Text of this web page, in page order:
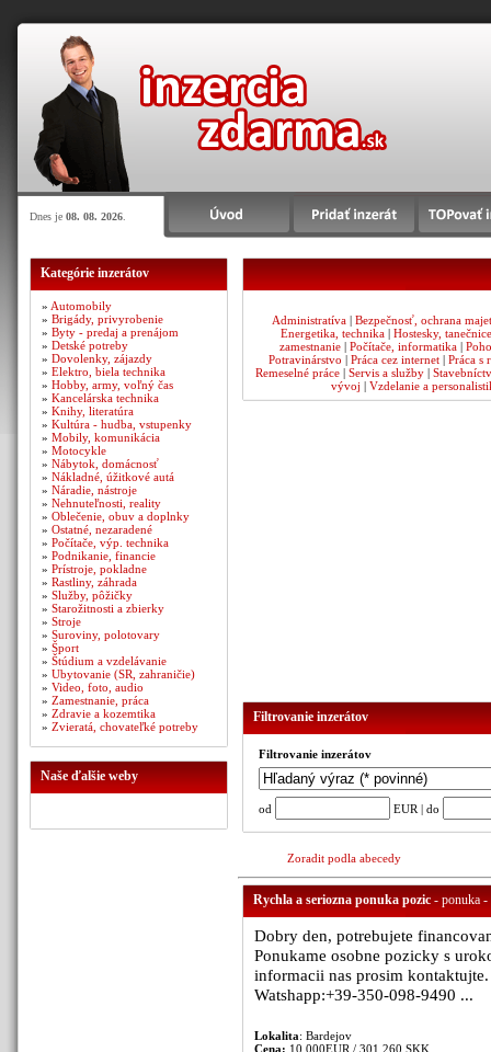
Dnes je 08. 08. 2026
Kategórie inzerátov
» Automobily
» Brigády, privyrobenie
» Byty - predaj a prenájom
» Detské potreby
» Dovolenky, zájazdy
» Elektro, biela technika
» Hobby, army, voľný čas
» Kancelárska technika
» Knihy, literatúra
» Kultúra - hudba, vstupenky
» Mobily, komunikácia
» Motocykle
» Nábytok, domácnosť
» Nákladné, úžitkové autá
» Náradie, nástroje
» Nehnuteľnosti, reality
» Oblečenie, obuv a doplnky
» Ostatné, nezaradené
» Počítače, výp. technika
» Podnikanie, financie
» Prístroje, pokladne
» Rastliny, záhrada
» Služby, pôžičky
» Starožitnosti a zbierky
» Stroje
» Suroviny, polotovary
» Šport
» Štúdium a vzdelávanie
» Ubytovanie (SR, zahraničie)
» Video, foto, audio
» Zamestnanie, práca
» Zdravie a kozemtika
» Zvieratá, chovateľké potreby
Naše ďalšie weby
Administratíva | Bezpečnosť, ochrana
Energetika, technika |Hostesky,
zamestnanie | Počítače, informatika |
Potravinárstvo | Práca cez internet | Práca s
Remeselné práce | Servis a služby |
vývoj | Vzdelanie a
Filtrovanie inzerátov
Filtrovanie inzerátov
od EUR | do
Zoradit podla abecedy
Rychla a seriozna ponuka pozic- ponuka -
Dobry den, potrebujete
Ponukame osobne pozicky s
informacii nas prosim
Watshapp:+39-350-098-9490 ...
Lokalita: Bardejov
Cena: 10 000EUR / 301 260 SKK